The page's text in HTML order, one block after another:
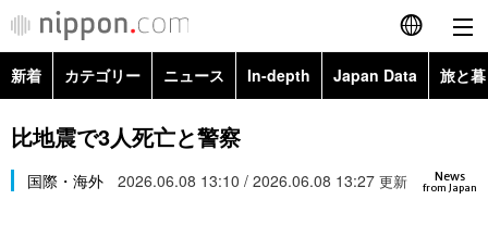
English
繁體字
新着 カテゴリー ニュース In-depth Japan Data 旅と
政治・外交
経済・ビジネス Images
比地震で3人死亡と警察
News
from Japan
国際・海外 2026.06.08 13:10 / 2026.06.08 13:27 更新